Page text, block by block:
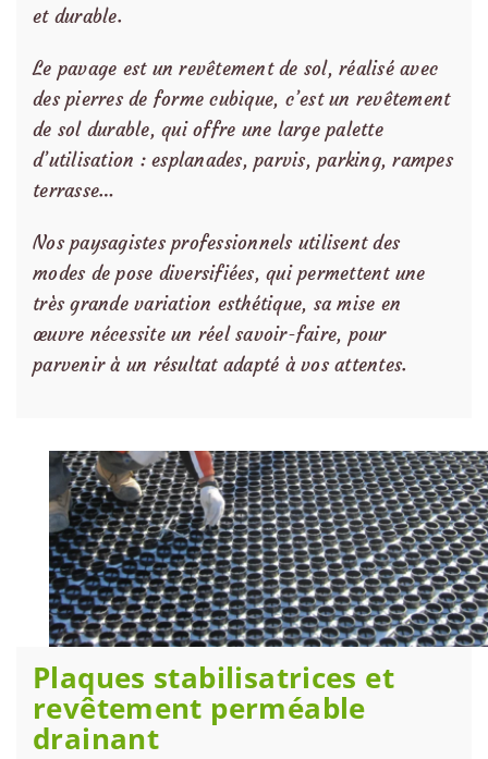
et durable.
Le pavage est un revêtement de sol, réalisé avec
des pierres de forme cubique, c’est un revêtement
de sol durable, qui offre une large palette
d’utilisation : esplanades, parvis, parking, rampes
terrasse…
Nos paysagistes professionnels utilisent des
modes de pose diversifiées, qui permettent une
très grande variation esthétique, sa mise en
œuvre nécessite un réel savoir-faire, pour
parvenir à un résultat adapté à vos attentes.
Plaques stabilisatrices et
revêtement perméable
drainant